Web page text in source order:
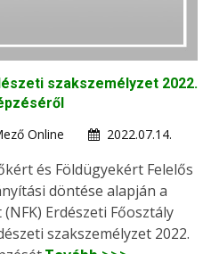
szakszemélyzet 2022.
Online
2022.07.14.
és Földügyekért Felelős
döntése alapján a
Erdészeti Főosztály
szakszemélyzet 2022.